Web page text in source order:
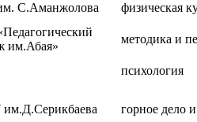
С.Аманжолова физическая
им.Абая»
методика и
психология
горное дело